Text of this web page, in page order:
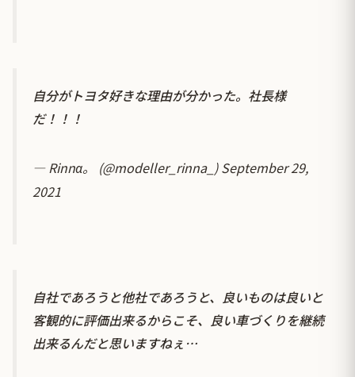
自分がトヨタ好きな理由が分かった。社長様
だ！！！
— Rinnα。 (@modeller_rinna_)September 29,
2021
自社であろうと他社であろうと、良いものは良いと
客観的に評価出来るからこそ、良い車づくりを継続
出来るんだと思いますねぇ…